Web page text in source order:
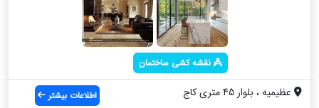
نقشه کشی ساختمان
عظیمیه ، بلوار 45 متری کاج اطلاعات بیشتر